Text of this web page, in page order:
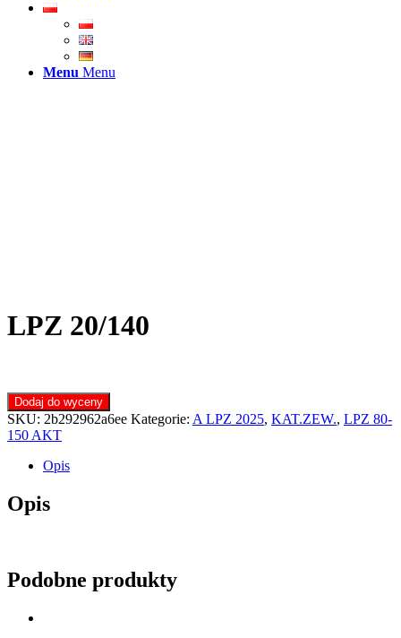
Menu Menu
LPZ 20/140
Dodaj do wyceny
SKU: 2b292962a6ee Kategorie: A LPZ 2025, KAT.ZEW., LPZ 80-
150 AKT
Opis
Opis
Podobne produkty